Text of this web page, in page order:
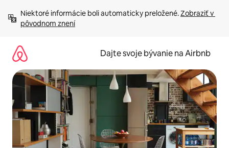
obsah.
Niektoré informácie boli automaticky preložené. Zobraziť v
pôvodnom znení
Dajte svoje bývanie na Airbnb